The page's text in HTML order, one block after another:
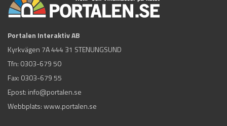
Portalen Interaktiv AB
Kyrkvägen 7A 444 31 STENUNGSUND
Tfn: 0303-679 50
Fax: 0303-679 55
Epost: info@portalen.se
Webbplats: www.portalen.se